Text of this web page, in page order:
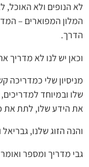
לא הנופים ולא האוכל,
המלון המפוארים –
הדרך.
וכאן יש לנו לא מדריך
מניסיון שלי כמדריכה
שלו ובמיוחד
את הידע שלו, לתת את
והנה הזוג שלנו,
גבי מדריך ומספר